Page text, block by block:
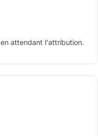
attendant l'attribution.